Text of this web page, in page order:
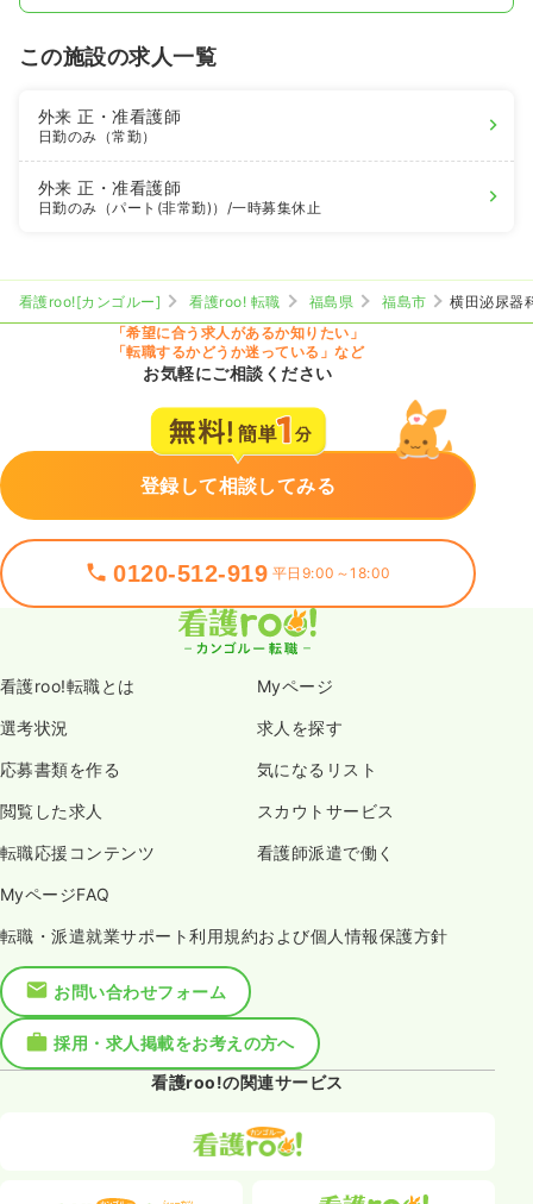
この施設の求人一覧
外来正・准看護師
日勤のみ（常勤）
外来正・准看護師
日勤のみ（パート(非常勤)） /一時募集休止
看護roo![カンゴルー] 看護roo! 転職 福島県 福島市
横田泌尿器
「希望に合う求人があるか知りたい」
「転職するかどうか迷っている」など
お気軽にご相談ください
登録して相談してみる
0120-512-919 平日9:00～18:00
看護roo!転職とは Myページ
選考状況 求人を探す
応募書類を作る 気になるリスト
閲覧した求人 スカウトサービス
転職応援コンテンツ 看護師派遣で働く
MyページFAQ
転職・派遣就業サポート利用規約および個人情報保護方針
お問い合わせフォーム
採用・求人掲載をお考えの方へ
看護roo!の関連サービス